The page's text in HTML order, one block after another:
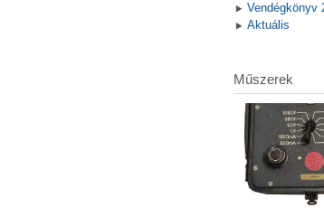
Vendégkönyv
Aktuális
Műszerek